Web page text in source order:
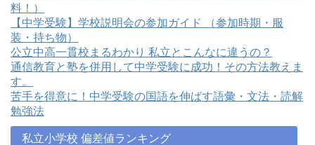
料！）
【中学受験】学校説明会の参加ガイド （参加時期・服
装・持ち物）
公立中高一貫校まるわかり 私立とこんなに違うの？
通信教育と塾を併用して中学受験に成功！その方法教えま
す。
苦手を得意に！中学受験の国語を伸ばす語彙・文法・読解
勉強法
私立小学校 偏差値ランキング